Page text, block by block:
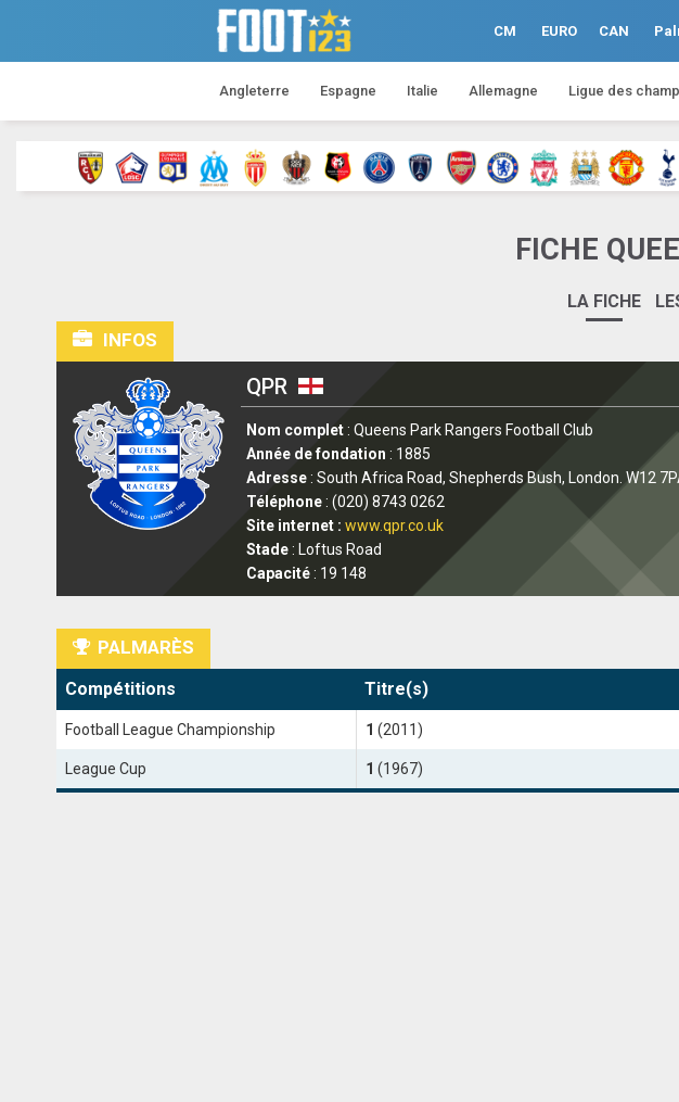
CM EURO CAN
Angleterre Espagne Italie Allemagne Ligue des
FICHE
LA FICHE
INFOS
QPR
Nom complet: Queens Park Rangers Football Club
Année de fondation : 1885
Adresse: South Africa Road, Shepherds Bush, London. W12
Téléphone: (020) 8743 0262
Site internet : www.qpr.co.uk
Stade: Loftus Road
Capacité: 19 148
PALMARÈS
Compétitions Titre(s)
Football League Championship 1 (2011)
League Cup 1 (1967)